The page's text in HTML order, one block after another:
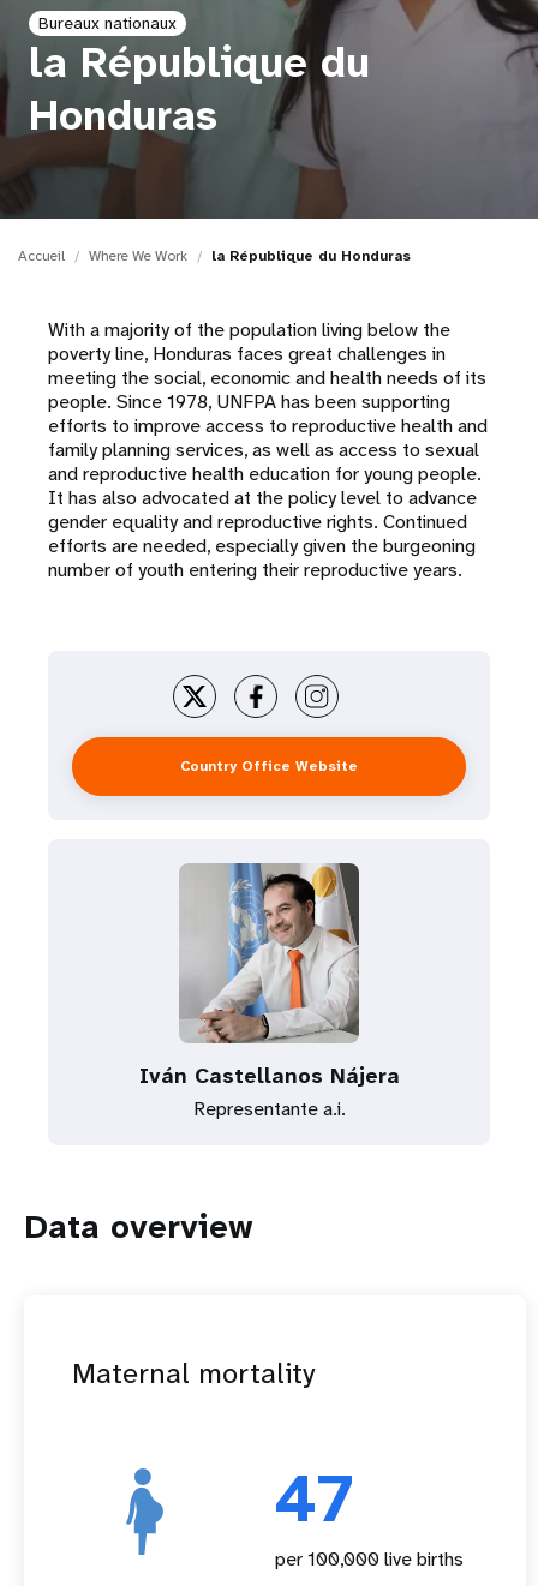
t
i
o
Bureaux nationaux
la République du
Honduras
Accueil Where We Work la République du Honduras
With a majority of the population living below the
poverty line, Honduras faces great challenges in
meeting the social, economic and health needs of its
people. Since 1978, UNFPA has been supporting
efforts to improve access to reproductive health and
family planning services, as well as access to sexual
and reproductive health education for young people.
It has also advocated at the policy level to advance
gender equality and reproductive rights. Continued
efforts are needed, especially given the burgeoning
number of youth entering their reproductive years.
Country Office Website
Iván Castellanos Nájera
Representante a.i.
Data overview
Maternal mortality
47
per 100,000 live births